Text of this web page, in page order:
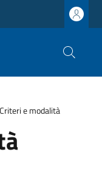
Criteri e modalità